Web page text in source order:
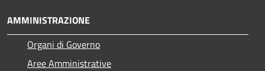
AMMINISTRAZIONE
Organi di Governo
Aree Amministrative